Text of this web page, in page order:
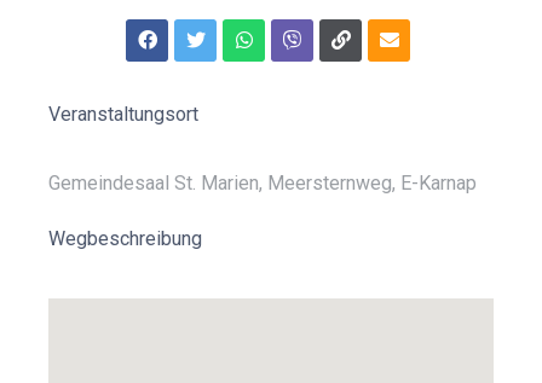
Veranstaltungsort
Gemeindesaal St. Marien, Meersternweg, E-Karnap
Wegbeschreibung